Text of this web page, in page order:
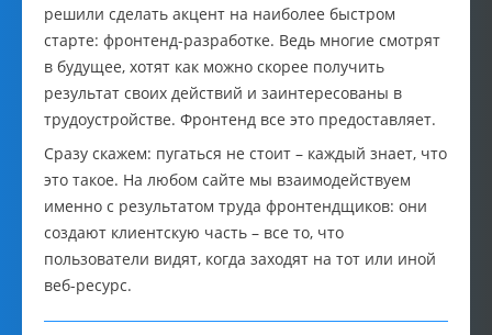
решили сделать акцент на наиболее быстром
старте: фронтенд-разработке. Ведь многие смотрят
в будущее, хотят как можно скорее получить
результат своих действий и заинтересованы в
трудоустройстве. Фронтенд все это предоставляет.
Сразу скажем: пугаться не стоит – каждый знает, что
это такое. На любом сайте мы взаимодействуем
именно с результатом труда фронтендщиков: они
создают клиентскую часть – все то, что
пользователи видят, когда заходят на тот или иной
веб-ресурс.